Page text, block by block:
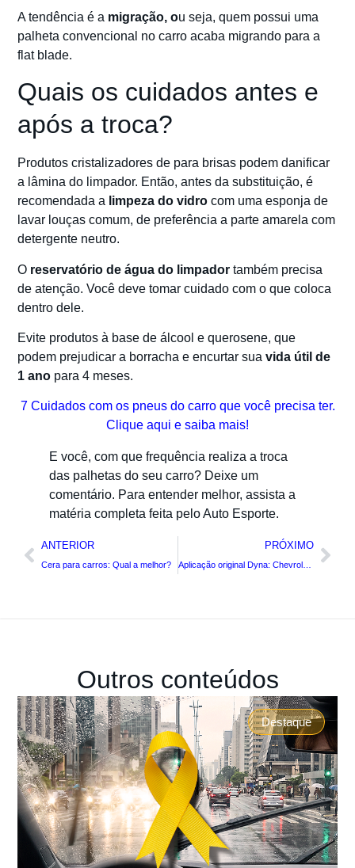
A tendência é a migração, ou seja, quem possui uma
palheta convencional no carro acaba migrando para a
flat blade.
Quais os cuidados antes e
após a troca?
Produtos cristalizadores de para brisas podem danificar
a lâmina do limpador. Então, antes da substituição, é
recomendada a limpeza do vidro com uma esponja de
lavar louças comum, de preferência a parte amarela com
detergente neutro.
O reservatório de água do limpadortambém precisa
de atenção. Você deve tomar cuidado com o que coloca
dentro dele.
Evite produtos à base de álcool e querosene, que
podem prejudicar a borracha e encurtar suavida útil de
1 ano para 4 meses.
7 Cuidados com os pneus do carro que você precisa ter.
Clique aqui e saiba mais!
E você, com que frequência realiza a troca
das palhetas do seu carro? Deixe um
comentário. Para entender melhor, assista a
matéria completa feita pelo Auto Esporte.
ANTERIOR
Cera para carros: Qual a melhor?
PRÓXIMO
Aplicação original Dyna: Chevrolet Prisma
Outros conteúdos
Destaque